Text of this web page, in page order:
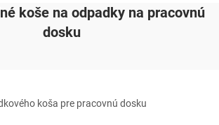
koše na odpadky na pracovnú
dosku
koša pre pracovnú dosku